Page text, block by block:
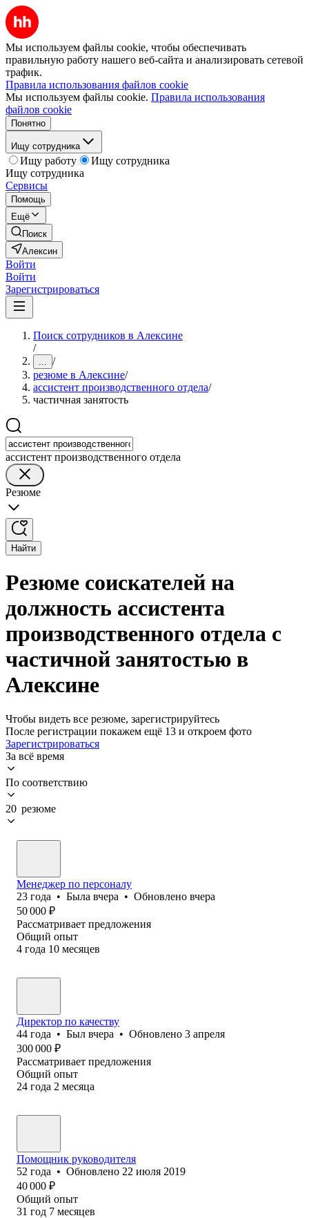
Мы используем файлы cookie, чтобы обеспечивать
правильную работу нашего веб-сайта и анализировать сетевой
трафик.
Правила использования файлов cookie
Мы используем файлы cookie. Правила использования
файлов cookie
Понятно
Ищу сотрудника
Ищу работу
Ищу сотрудника
Ищу сотрудника
Сервисы
Помощь
Ещё
Поиск
Алексин
Войти
Войти
Зарегистрироваться
Поиск сотрудников в Алексине
/
... /
резюме в Алексине/
ассистент производственного отдела/
частичная занятость
ассистент производственного отдела
Резюме
Найти
Резюме соискателей на
должность ассистента
производственного отдела с
частичной занятостью в
Алексине
Чтобы видеть все резюме, зарегистрируйтесь
После регистрации покажем ещё 13 и откроем фото
Зарегистрироваться
За всё время
По соответствию
20 резюме
Менеджер по персоналу
23 года • Была вчера • Обновлено вчера
50 000 ₽
Рассматривает предложения
Общий опыт
4 года 10 месяцев
Директор по качеству
44 года • Был вчера • Обновлено 3 апреля
300 000 ₽
Рассматривает предложения
Общий опыт
24 года 2 месяца
Помощник руководителя
52 года • Обновлено 22 июля 2019
40 000 ₽
Общий опыт
31 год 7 месяцев